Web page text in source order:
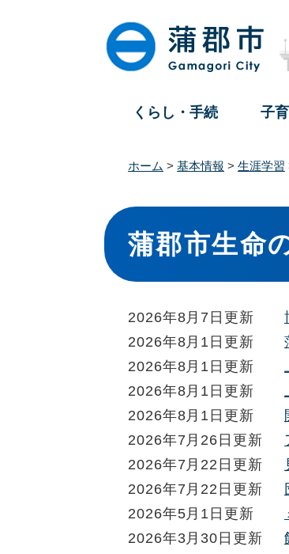
くらし・手続 子
ホーム > 基本情報 > 生涯学習
本
文
蒲郡市生命
2026年8月7日更新
2026年8月1日更新
2026年8月1日更新
2026年8月1日更新
2026年8月1日更新
2026年7月26日更新
2026年7月22日更新
2026年7月22日更新
2026年5月1日更新
2026年3月30日更新